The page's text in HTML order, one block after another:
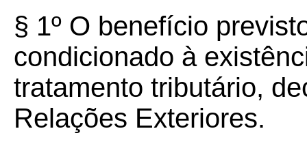
§ 1º O benefício
condicionado à
tratamento tributário,
Relações Exteriores.